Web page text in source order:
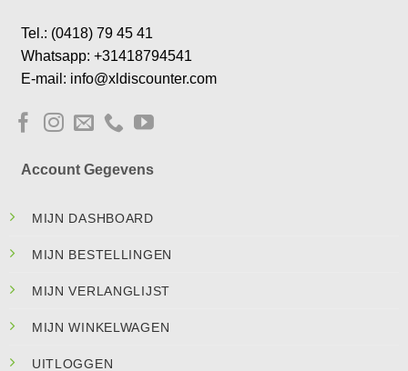
Tel.: (0418) 79 45 41
Whatsapp: +31418794541
E-mail: info@xldiscounter.com
Account Gegevens
MIJN DASHBOARD
MIJN BESTELLINGEN
MIJN VERLANGLIJST
MIJN WINKELWAGEN
UITLOGGEN